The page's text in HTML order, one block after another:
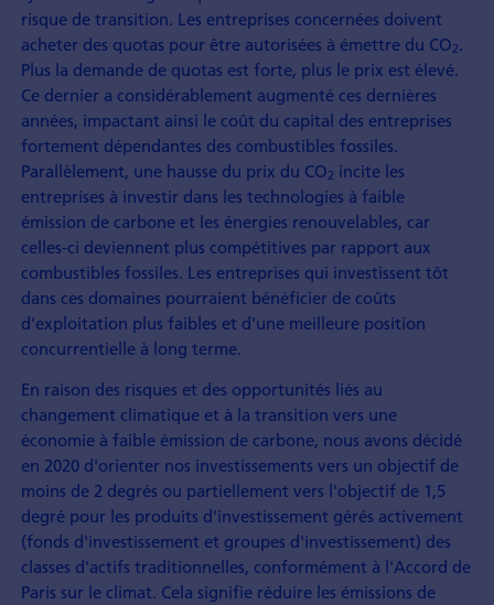
risque de transition. Les entreprises concernées doivent
acheter des quotas pour être autorisées à émettre du CO2.
Plus la demande de quotas est forte, plus le prix est élevé.
Ce dernier a considérablement augmenté ces dernières
années, impactant ainsi le coût du capital des entreprises
fortement dépendantes des combustibles fossiles.
Parallèlement, une hausse du prix du CO2 incite les
entreprises à investir dans les technologies à faible
émission de carbone et les énergies renouvelables, car
celles-ci deviennent plus compétitives par rapport aux
combustibles fossiles. Les entreprises qui investissent tôt
dans ces domaines pourraient bénéficier de coûts
d'exploitation plus faibles et d'une meilleure position
concurrentielle à long terme.
En raison des risques et des opportunités liés au
changement climatique et à la transition vers une
économie à faible émission de carbone, nous avons décidé
en 2020 d'orienter nos investissements vers un objectif de
moins de 2 degrés ou partiellement vers l'objectif de 1,5
degré pour les produits d'investissement gérés activement
(fonds d'investissement et groupes d'investissement) des
classes d'actifs traditionnelles, conformément à l'Accord de
Paris sur le climat. Cela signifie réduire les émissions de